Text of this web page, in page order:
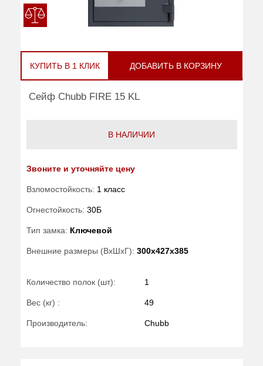
КУПИТЬ В 1 КЛИК ДОБАВИТЬ В КОРЗИНУ
Сейф Chubb FIRE 15 KL
В НАЛИЧИИ
Звоните и уточняйте цену
Взломостойкость: 1 класс
Огнестойкость: 30Б
Тип замка: Ключевой
Внешние размеры (ВхШхГ): 300x427x385
Количество полок (шт): 1
Вес (кг) : 49
Производитель: Chubb